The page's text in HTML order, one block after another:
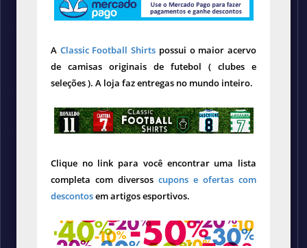
A Classic Football Shirts possui o maior acervo
de camisas originais de futebol ( clubes e
seleções ). A loja faz entregas no mundo inteiro.
Clique no link para você encontrar uma lista
completa com diversos cupons e ofertas com
descontosem artigos esportivos.